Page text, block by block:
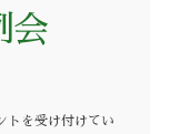
会
トを受け付けてい